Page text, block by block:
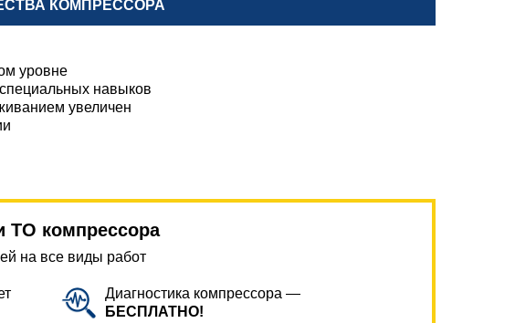
КОМПРЕССОРА
уровне
навыков
увеличен
ТО компрессора
на все виды работ
Диагностика компрессора —
БЕСПЛАТНО!